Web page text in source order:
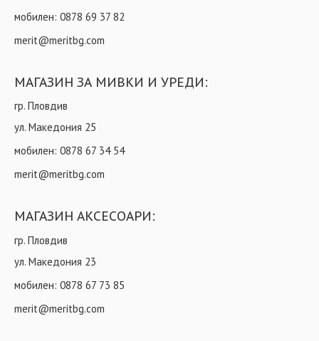
мобилен: 0878 69 37 82
merit@meritbg.com
МАГАЗИН ЗА МИВКИ И УРЕДИ:
гр. Пловдив
ул. Македония 25
мобилен: 0878 67 34 54
merit@meritbg.com
МАГАЗИН АКСЕСОАРИ:
гр. Пловдив
ул. Македония 23
мобилен: 0878 67 73 85
merit@meritbg.com